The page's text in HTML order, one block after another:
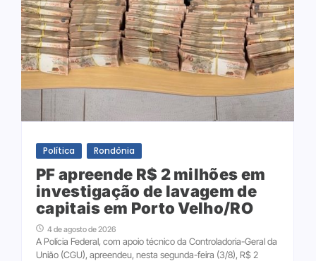
Política Rondônia
PF apreende R$ 2 milhões em
investigação de lavagem de
capitais em Porto Velho/RO
4 de agosto de 2026
A Polícia Federal, com apoio técnico da Controladoria-Geral da
União (CGU), apreendeu, nesta segunda-feira (3/8), R$ 2